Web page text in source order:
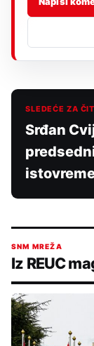
SLEDEĆE ZA
Srđan
SNM MREŽA
Iz REUC